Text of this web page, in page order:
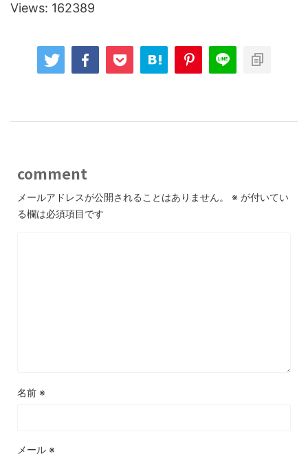
Views: 162389
comment
メールアドレスが公開されることはありません。 ※ が付いてい
る欄は必須項目です
名前 ※
メール ※